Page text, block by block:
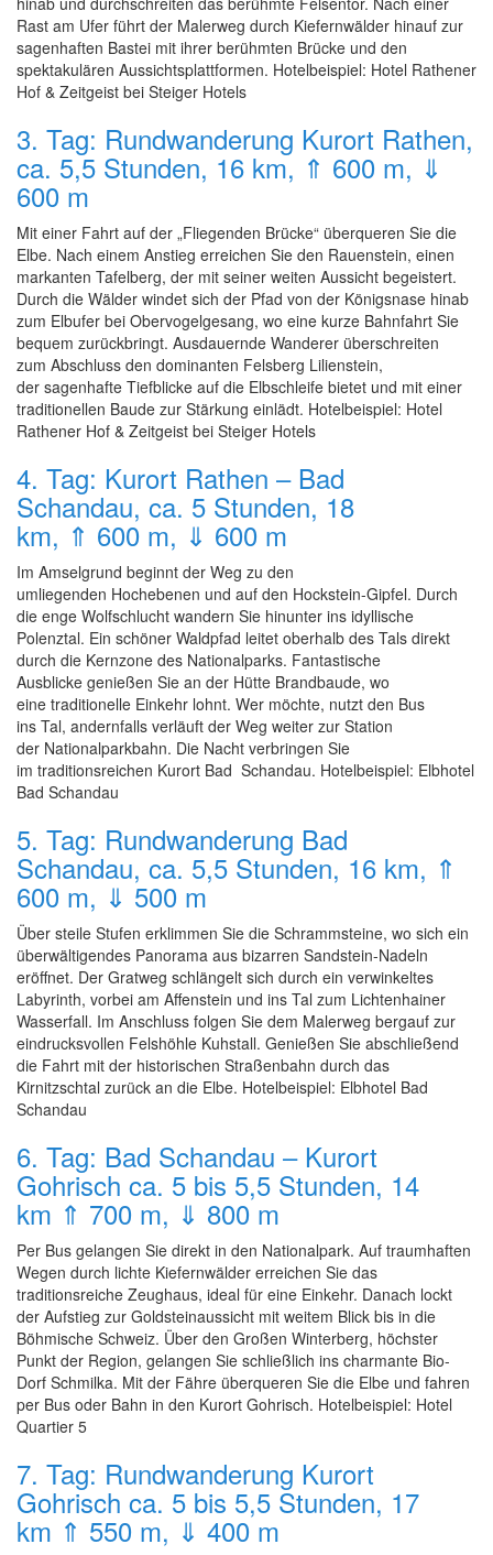
Rast am Ufer führt der Malerweg durch Kiefernwälder hinauf zur
sagenhaften Bastei mit ihrer berühmten Brücke und den
spektakulären Aussichtsplattformen. Hotelbeispiel: Hotel Rathener
Hof & Zeitgeist bei Steiger Hotels
3. Tag: Rundwanderung Kurort Rathen,
ca. 5,5 Stunden, 16 km, ⇑ 600 m, ⇓
600 m
Mit einer Fahrt auf der „Fliegenden Brücke“ überqueren Sie die
Elbe. Nach einem Anstieg erreichen Sie den Rauenstein, einen
markanten Tafelberg, der mit seiner weiten Aussicht begeistert.
Durch die Wälder windet sich der Pfad von der Königsnase hinab
zum Elbufer bei Obervogelgesang, wo eine kurze Bahnfahrt Sie
bequem zurückbringt. Ausdauernde Wanderer überschreiten
zum Abschluss den dominanten Felsberg Lilienstein,
der sagenhafte Tiefblicke auf die Elbschleife bietet und mit einer
traditionellen Baude zur Stärkung einlädt. Hotelbeispiel: Hotel
Rathener Hof & Zeitgeist bei Steiger Hotels
4. Tag: Kurort Rathen – Bad
Schandau, ca. 5 Stunden, 18
km, ⇑ 600 m, ⇓ 600 m
Im Amselgrund beginnt der Weg zu den
umliegenden Hochebenen und auf den Hockstein-Gipfel. Durch
die enge Wolfschlucht wandern Sie hinunter ins idyllische
Polenztal. Ein schöner Waldpfad leitet oberhalb des Tals direkt
durch die Kernzone des Nationalparks. Fantastische
Ausblicke genießen Sie an der Hütte Brandbaude, wo
eine traditionelle Einkehr lohnt. Wer möchte, nutzt den Bus
ins Tal, andernfalls verläuft der Weg weiter zur Station
der Nationalparkbahn. Die Nacht verbringen Sie
im traditionsreichen Kurort Bad Schandau. Hotelbeispiel: Elbhotel
Bad Schandau
5. Tag: Rundwanderung Bad
Schandau, ca. 5,5 Stunden, 16 km, ⇑
600 m, ⇓ 500 m
Über steile Stufen erklimmen Sie die Schrammsteine, wo sich ein
überwältigendes Panorama aus bizarren Sandstein-Nadeln
eröffnet. Der Gratweg schlängelt sich durch ein verwinkeltes
Labyrinth, vorbei am Affenstein und ins Tal zum Lichtenhainer
Wasserfall. Im Anschluss folgen Sie dem Malerweg bergauf zur
eindrucksvollen Felshöhle Kuhstall. Genießen Sie abschließend
die Fahrt mit der historischen Straßenbahn durch das
Kirnitzschtal zurück an die Elbe. Hotelbeispiel: Elbhotel Bad
Schandau
6. Tag: Bad Schandau – Kurort
Gohrisch ca. 5 bis 5,5 Stunden, 14
km ⇑ 700 m, ⇓ 800 m
Per Bus gelangen Sie direkt in den Nationalpark. Auf traumhaften
Wegen durch lichte Kiefernwälder erreichen Sie das
traditionsreiche Zeughaus, ideal für eine Einkehr. Danach lockt
der Aufstieg zur Goldsteinaussicht mit weitem Blick bis in die
Böhmische Schweiz. Über den Großen Winterberg, höchster
Punkt der Region, gelangen Sie schließlich ins charmante Bio-
Dorf Schmilka. Mit der Fähre überqueren Sie die Elbe und fahren
per Bus oder Bahn in den Kurort Gohrisch. Hotelbeispiel: Hotel
Quartier 5
7. Tag: Rundwanderung Kurort
Gohrisch ca. 5 bis 5,5 Stunden, 17
km ⇑ 550 m, ⇓ 400 m